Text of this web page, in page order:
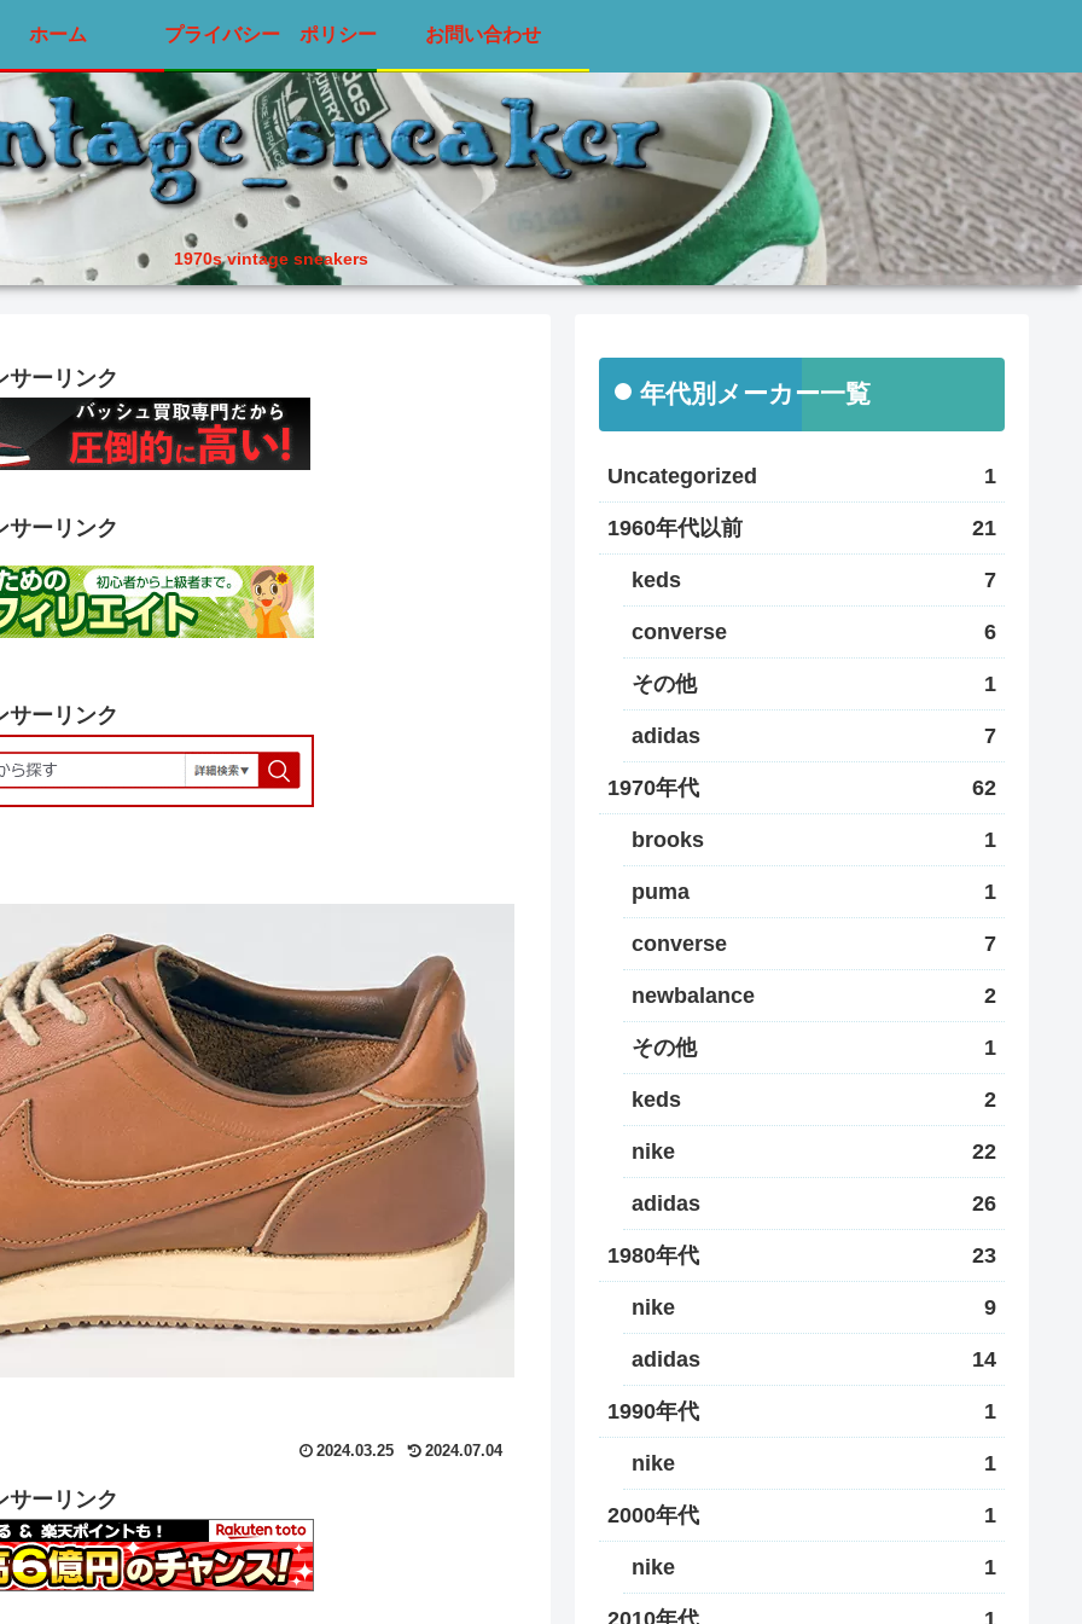
1970s vintage sneakers
ホーム プライバシー ポリシー お問い合わせ
サーリンク
サーリンク
サーリンク
2024.03.25 2024.07.04
サーリンク
年代別メーカー一覧
Uncategorized 1
1960年代以前 21
keds 7
converse 6
その他 1
adidas 7
1970年代 62
brooks 1
puma 1
converse 7
newbalance 2
その他 1
keds 2
nike 22
adidas 26
1980年代 23
nike 9
adidas 14
1990年代 1
nike 1
2000年代 1
nike 1
2010年代 1